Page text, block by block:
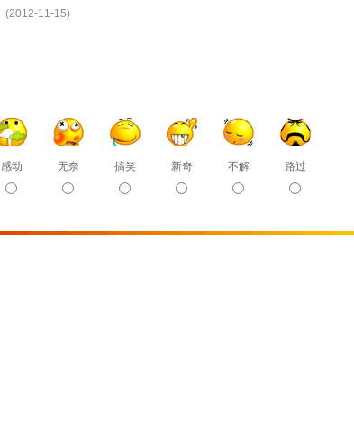
(2012-11-15)
感动 无奈 搞笑 新奇 不解 路过